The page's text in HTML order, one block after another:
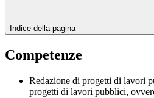
Indice della pagina
Competenze
Redazione di progetti di lavori
progetti di lavori pubblici,